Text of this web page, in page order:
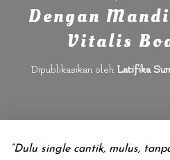
Dengan
Vitalis
Dipublikasikan oleh Latifika
“Dulu single cantik, mulus,